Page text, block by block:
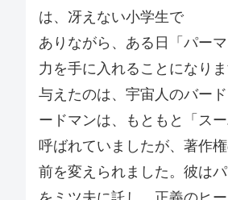
は、冴えない小学生で
ありながら、ある日「パー
力を手に入れることになり
与えたのは、宇宙人のバー
ードマンは、もともと「ス
呼ばれていましたが、著作
前を変えられました。彼は